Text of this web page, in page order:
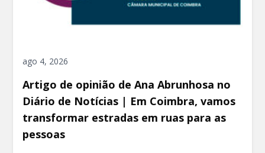
ago 4, 2026
Artigo de opinião de Ana Abrunhosa no
Diário de Notícias | Em Coimbra, vamos
transformar estradas em ruas para as
pessoas